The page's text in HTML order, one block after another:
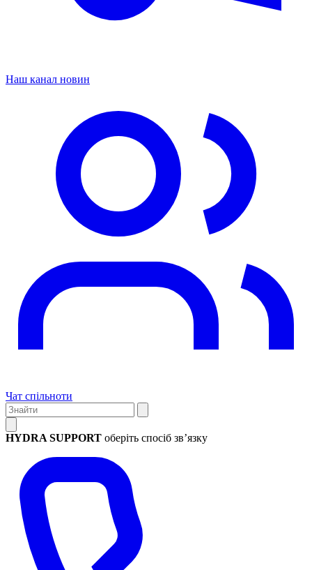
Наш канал новин
Чат спільноти
HYDRA SUPPORT оберіть спосіб зв’язку